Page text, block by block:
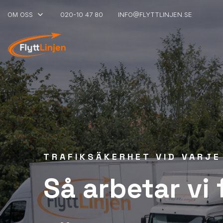
OM OSS keyboard_arrow_down 020-10 47 80 INFO@FLYTTLINJEN.SE
TRAFIKSÄKERHET VID VARJE
Så arbetar vi